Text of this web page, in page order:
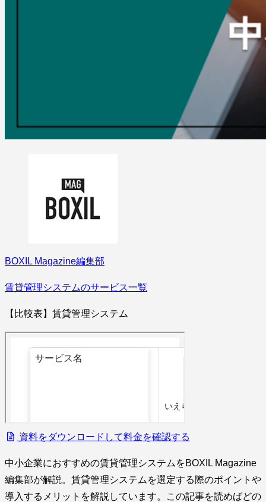
BOXIL Magazine編集部
賃貸管理システムのサービス一覧
【比較表】賃貸管理システム
資料をダウンロードして料金を確認する
中小企業におすすめの賃貸管理システムをBOXIL Magazine
編集部が解説。賃貸管理システムを選定する際のポイントや
導入するメリットを解説しています。この記事を読めばどの